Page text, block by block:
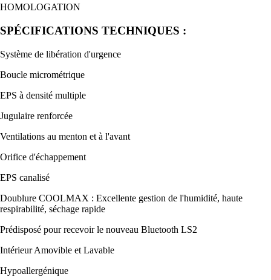
HOMOLOGATION
SPÉCIFICATIONS TECHNIQUES :
Système de libération d'urgence
Boucle micrométrique
EPS à densité multiple
Jugulaire renforcée
Ventilations au menton et à l'avant
Orifice d'échappement
EPS canalisé
Doublure COOLMAX : Excellente gestion de l'humidité, haute
respirabilité, séchage rapide
Prédisposé pour recevoir le nouveau Bluetooth LS2
Intérieur Amovible et Lavable
Hypoallergénique